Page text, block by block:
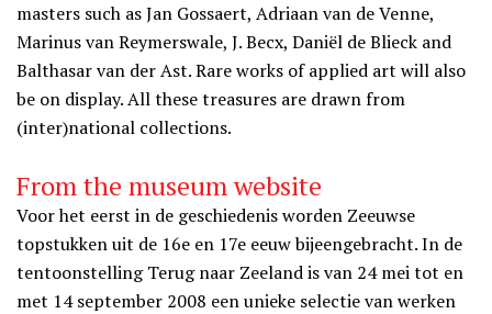
masters such as Jan Gossaert, Adriaan van de Venne,
Marinus van Reymerswale, J. Becx, Daniël de Blieck and
Balthasar van der Ast. Rare works of applied art will also
be on display. All these treasures are drawn from
(inter)national collections.
From the museum website
Voor het eerst in de geschiedenis worden Zeeuwse
topstukken uit de 16e en 17e eeuw bijeengebracht. In de
tentoonstelling Terug naar Zeeland is van 24 mei tot en
met 14 september 2008 een unieke selectie van werken